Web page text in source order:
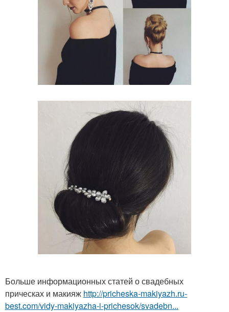
Больше информационных статей о свадебных
прическах и макияж http://pricheska-makiyazh.ru-
best.com/vidy-makiyazha-i-prichesok/svadebn...